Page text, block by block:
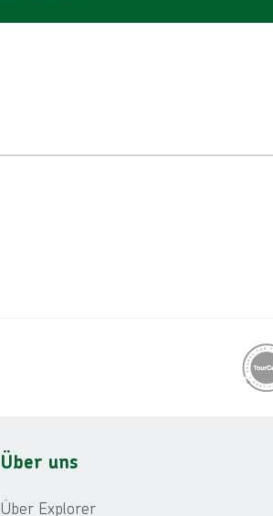
Über uns
Über Explorer